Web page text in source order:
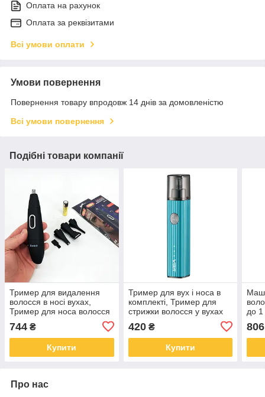
Оплата на рахунок
Оплата за реквізитами
Всі умови оплати
Умови повернення
Повернення товару впродовж 14 днів за домовленістю
Всі умови повернення
Подібні товари компанії
Тример для видалення
волосся в носі вухах,
Тример для носа волосся
бритва носа і скронь WB-
91
744 ₴
Купити
Тример для вух і носа в
комплекті, Тример для
стрижки волосся у вухах
носа на акумуляторі VE-
83
420₴
Купити
до
SH-
806
Про нас